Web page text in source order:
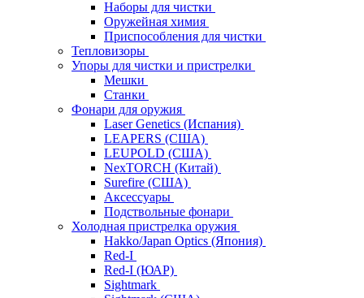
Наборы для чистки
Оружейная химия
Приспособления для чистки
Тепловизоры
Упоры для чистки и пристрелки
Мешки
Станки
Фонари для оружия
Laser Genetics (Испания)
LEAPERS (США)
LEUPOLD (США)
NexTORCH (Китай)
Surefire (США)
Аксессуары
Подствольные фонари
Холодная пристрелка оружия
Hakko/Japan Optics (Япония)
Red-I
Red-I (ЮАР)
Sightmark